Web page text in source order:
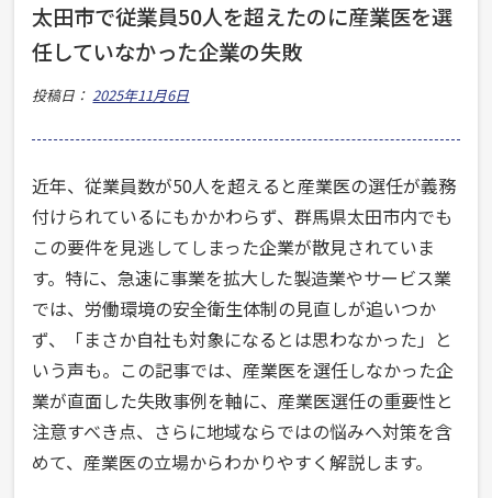
太田市で従業員50人を超えたのに産業医を選
任していなかった企業の失敗
投稿日：2025年11月6日
近年、従業員数が50人を超えると産業医の選任が義務
付けられているにもかかわらず、群馬県太田市内でも
この要件を見逃してしまった企業が散見されていま
す。特に、急速に事業を拡大した製造業やサービス業
では、労働環境の安全衛生体制の見直しが追いつか
ず、「まさか自社も対象になるとは思わなかった」と
いう声も。この記事では、産業医を選任しなかった企
業が直面した失敗事例を軸に、産業医選任の重要性と
注意すべき点、さらに地域ならではの悩みへ対策を含
めて、産業医の立場からわかりやすく解説します。